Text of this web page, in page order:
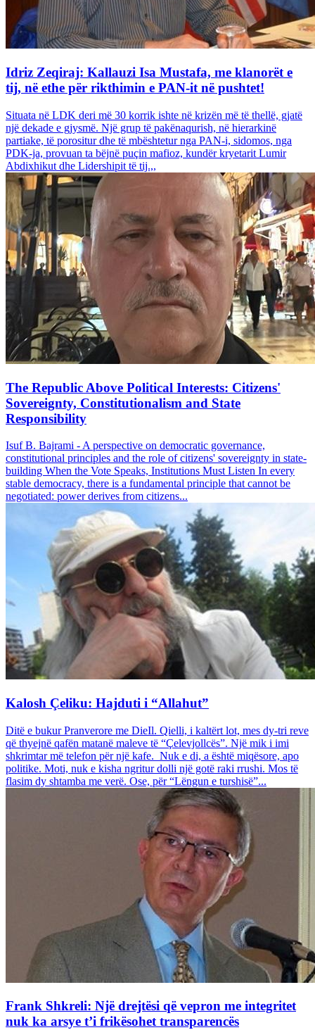
Idriz Zeqiraj: Kallauzi Isa Mustafa, me klanorët e
tij, në ethe për rikthimin e PAN-it në pushtet!
Situata në LDK deri më 30 korrik ishte në krizën më të thellë, gjatë
një dekade e gjysmë. Një grup të pakënaqurish, në hierarkinë
partiake, të porositur dhe të mbështetur nga PAN-i, sidomos, nga
PDK-ja, provuan ta bëjnë puçin mafioz, kundër kryetarit Lumir
Abdixhikut dhe Lidershipit të tij.,,
The Republic Above Political Interests: Citizens'
Sovereignty, Constitutionalism and State
Responsibility
Isuf B. Bajrami - A perspective on democratic governance,
constitutional principles and the role of citizens' sovereignty in state-
building When the Vote Speaks, Institutions Must Listen In every
stable democracy, there is a fundamental principle that cannot be
negotiated: power derives from citizens...
Kalosh Çeliku: Hajduti i “Allahut”
Ditë e bukur Pranverore me DieIl. Qielli, i kaltërt lot, mes dy-tri reve
që thyejnë qafën matanë maleve të “Çelevjollcës”. Një mik i imi
shkrimtar më telefon për një kafe. Nuk e di, a është miqësore, apo
politike. Moti, nuk e kisha ngritur dolli një gotë raki rrushi. Mos të
flasim dy shtamba me verë. Ose, për “Lëngun e turshisë”...
Frank Shkreli: Një drejtësi që vepron me integritet
nuk ka arsye t’i frikësohet transparencës